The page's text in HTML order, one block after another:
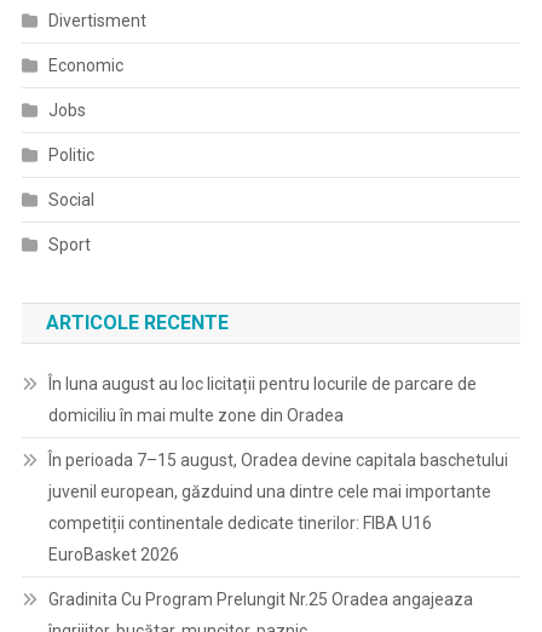
Divertisment
Economic
Jobs
Politic
Social
Sport
ARTICOLE RECENTE
În luna august au loc licitații pentru locurile de parcare de
domiciliu în mai multe zone din Oradea
În perioada 7–15 august, Oradea devine capitala baschetului
juvenil european, găzduind una dintre cele mai importante
competiții continentale dedicate tinerilor: FIBA U16
EuroBasket 2026
Gradinita Cu Program Prelungit Nr.25 Oradea angajeaza